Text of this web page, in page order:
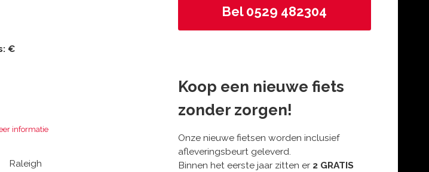
€
informatie
Raleigh
Bel 0529 482304
Koop een nieuwe fiets
zonder zorgen!
Onze nieuwe fietsen worden inclusief
afleveringsbeurt geleverd.
Binnen het eerste jaar zitten er 2 GRATIS